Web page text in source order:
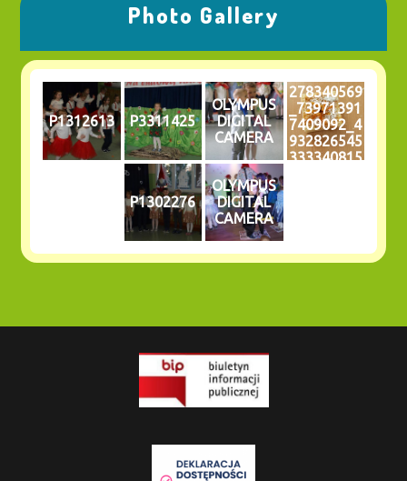
Photo Gallery
P1312613 P3311425
OLYMPUS
DIGITAL
CAMERA
278340569
_73971391
7409092_4
932826545
333340815
P1302276
OLYMPUS
DIGITAL
CAMERA